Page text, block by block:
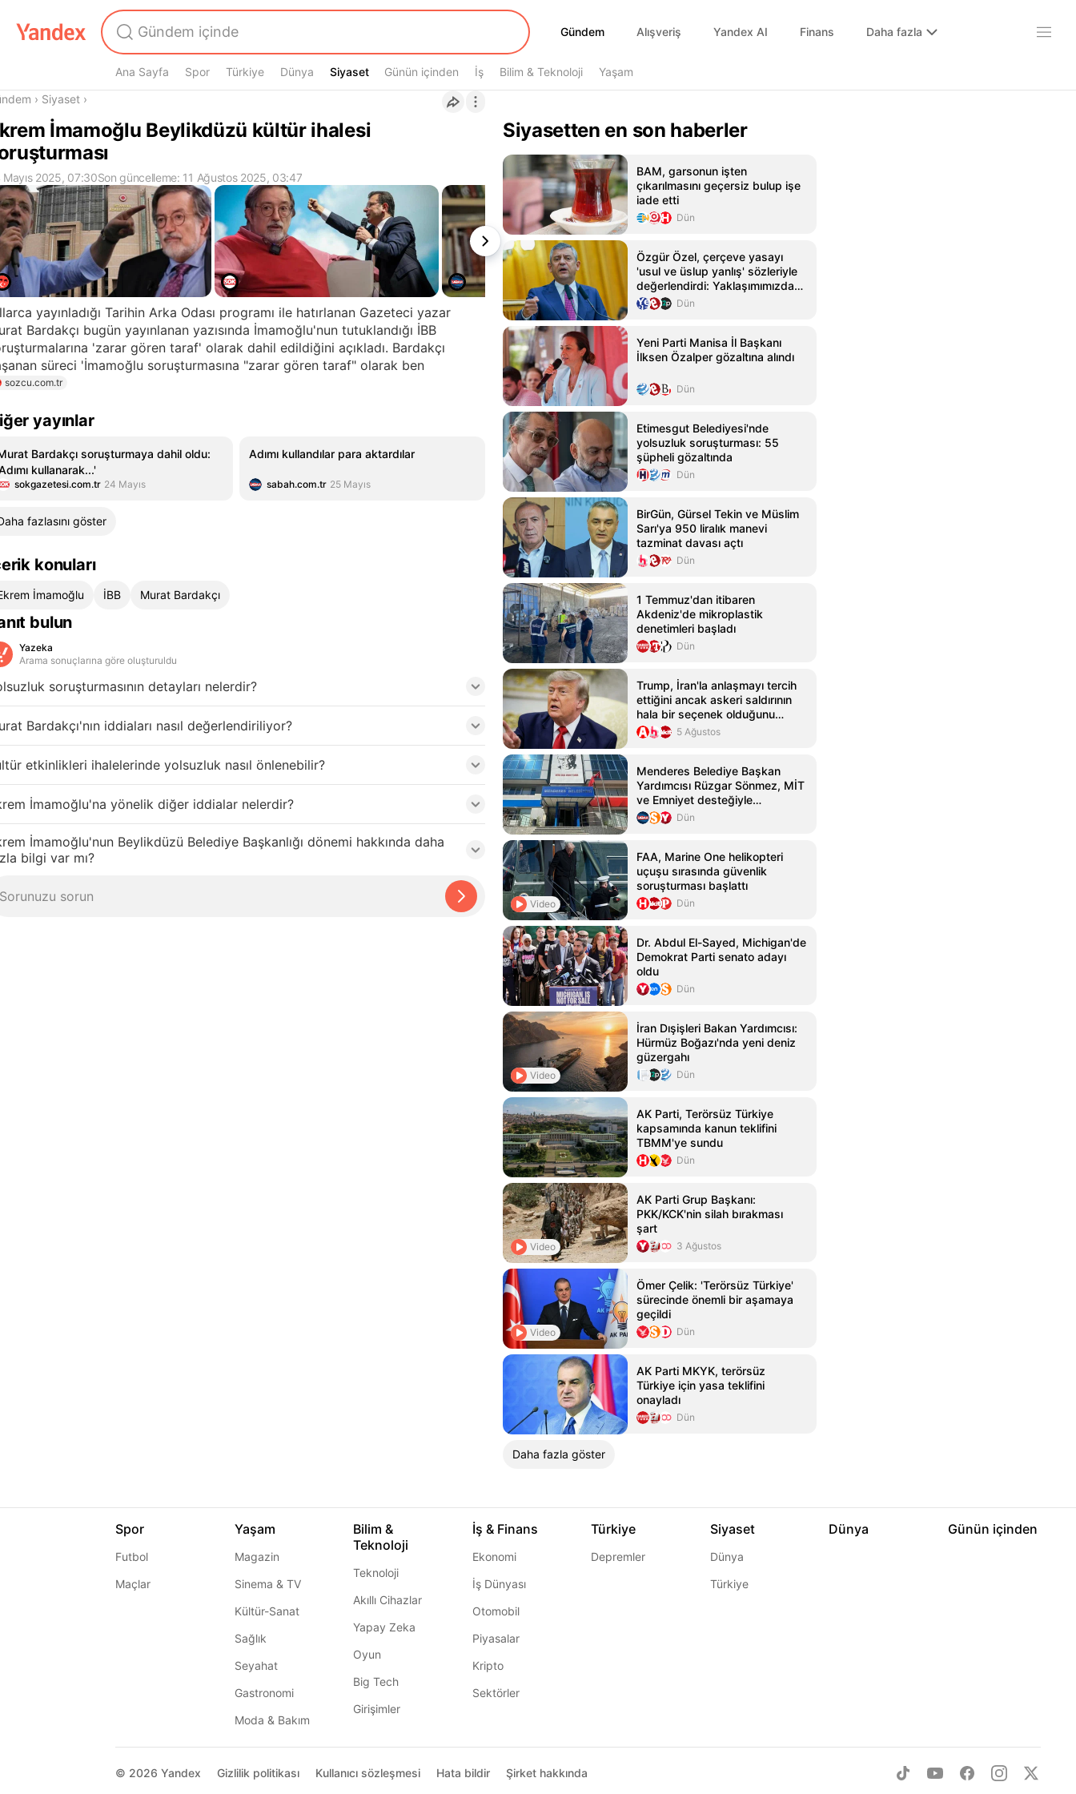
Gündem
Gündem Alışveriş Yandex AI Finans Daha fazla
Ana Sayfa Spor Türkiye Dünya Siyaset
Siyaset Günün içinden İş Bilim & Teknoloji Yaşam
› Siyaset ›
İmamoğlu Beylikdüzü kültür ihalesi
Mayıs 2025, 07:30Son güncelleme: 11 Ağustos 2025, 03:47
yayınladığı Tarihin Arka Odası programı ile hatırlanan Gazeteci yazar
Bardakçı bugün yayınlanan yazısında İmamoğlu'nun tutuklandığı İBB
'zarar gören taraf' olarak dahil edildiğini açıkladı. Bardakçı
süreci 'İmamoğlu soruşturmasına "zarar gören taraf" olarak ben
sozcu.com.tr
yayınlar
Bardakçı soruşturmaya dahil oldu:
kullanarak...'
sokgazetesi.com.tr 24 Mayıs
Adımı kullandılar para aktardılar
sabah.com.tr 25 Mayıs
fazlasını göster
konuları
İmamoğlu İBB Murat Bardakçı
bulun
Yazeka
Arama sonuçlarına göre oluşturuldu
soruşturmasının detayları nelerdir?
Bardakçı'nın iddiaları nasıl değerlendiriliyor?
etkinlikleri ihalelerinde yolsuzluk nasıl önlenebilir?
İmamoğlu'na yönelik diğer iddialar nelerdir?
İmamoğlu'nun Beylikdüzü Belediye Başkanlığı dönemi hakkında daha
bilgi var mı?
Siyasetten en son haberler
BAM, garsonun işten
çıkarılmasını geçersiz bulup işe
iade etti
Dün
Özgür Özel, çerçeve yasayı
'usul ve üslup yanlış' sözleriyle
değerlendirdi: Yaklaşımımızda
değişiklik yok
Dün
Yeni Parti Manisa İl Başkanı
İlksen Özalper gözaltına alındı
Dün
Etimesgut Belediyesi'nde
yolsuzluk soruşturması: 55
şüpheli gözaltında
Dün
BirGün, Gürsel Tekin ve Müslim
Sarı'ya 950 liralık manevi
tazminat davası açtı
Dün
1 Temmuz'dan itibaren
Akdeniz'de mikroplastik
denetimleri başladı
Dün
Trump, İran'la anlaşmayı tercih
ettiğini ancak askeri saldırının
hala bir seçenek olduğunu
belirtti
5 Ağustos
Menderes Belediye Başkan
Yardımcısı Rüzgar Sönmez, MİT
ve Emniyet desteğiyle
yakalandıDün
Video
FAA, Marine One helikopteri
uçuşu sırasında güvenlik
soruşturması başlattı
Dün
Dr. Abdul El-Sayed, Michigan'de
Demokrat Parti senato adayı
oldu
Dün
Video
İran Dışişleri Bakan Yardımcısı:
Hürmüz Boğazı'nda yeni deniz
güzergahı
Dün
AK Parti, Terörsüz Türkiye
kapsamında kanun teklifini
TBMM'ye sundu
Dün
Video
AK Parti Grup Başkanı:
PKK/KCK'nin silah bırakması
şart
3 Ağustos
Video
Ömer Çelik: 'Terörsüz Türkiye'
sürecinde önemli bir aşamaya
geçildi
Dün
AK Parti MKYK, terörsüz
Türkiye için yasa teklifini
onayladı
Dün
Daha fazla göster
Spor
Futbol
Maçlar
Yaşam
Magazin
Sinema & TV
Kültür-Sanat
Sağlık
Seyahat
Gastronomi
Moda & Bakım
Bilim &
Teknoloji
Teknoloji
Akıllı Cihazlar
Yapay Zeka
Oyun
Big Tech
Girişimler
İş & Finans
Ekonomi
İş Dünyası
Otomobil
Piyasalar
Kripto
Sektörler
Türkiye
Depremler
Siyaset
Dünya
Türkiye
Dünya Günün içinden
© 2026 Yandex Gizlilik politikası Kullanıcı sözleşmesi Hata bildir Şirket hakkında